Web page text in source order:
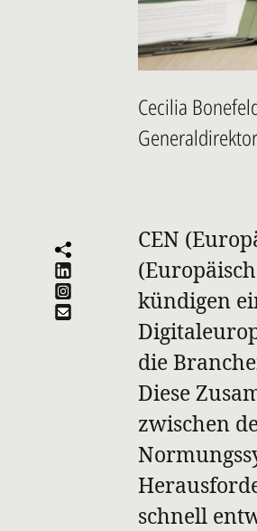
Cecilia
CEN
kündigen
die
Diese
zwischen
schnell